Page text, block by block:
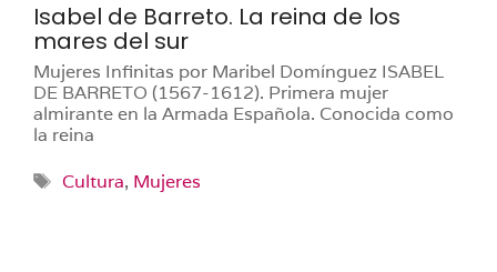
Isabel de Barreto. La reina de los
mares del sur
Mujeres Infinitas por Maribel Domínguez ISABEL
DE BARRETO (1567-1612). Primera mujer
almirante en la Armada Española. Conocida como
la reina
Etiquetas
Cultura, Mujeres